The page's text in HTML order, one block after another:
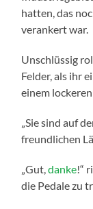
hatten, das
verankert war.
Unschlüssig
Felder, als ihr
einem
„Sie sind auf
freundlichen
„Gut,danke!“
die Pedale zu